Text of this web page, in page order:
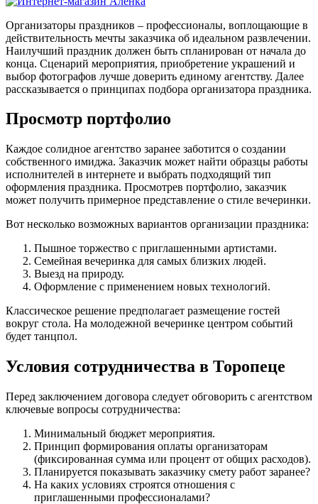
Организаторы праздников – профессионалы, воплощающие в
действительность мечты заказчика об идеальном развлечении.
Наилучший праздник должен быть спланирован от начала до
конца. Сценарий мероприятия, приобретение украшений и
выбор фотографов лучше доверить единому агентству. Далее
рассказывается о принципах подбора организатора праздника.
Просмотр портфолио
Каждое солидное агентство заранее заботится о создании
собственного имиджа. Заказчик может найти образцы работы
исполнителей в интернете и выбрать подходящий тип
оформления праздника. Просмотрев портфолио, заказчик
может получить примерное представление о стиле вечеринки.
Вот несколько возможных вариантов организации праздника:
Пышное торжество с приглашенными артистами.
Семейная вечеринка для самых близких людей.
Выезд на природу.
Оформление с применением новых технологий.
Классическое решение предполагает размещение гостей
вокруг стола. На молодежной вечеринке центром событий
будет танцпол.
Условия сотрудничества в Торопеце
Перед заключением договора следует обговорить с агентством
ключевые вопросы сотрудничества:
Минимальный бюджет мероприятия.
Принцип формирования оплаты организаторам
(фиксированная сумма или процент от общих расходов).
Планируется показывать заказчику смету работ заранее?
На каких условиях строятся отношения с
приглашенными профессионалами?